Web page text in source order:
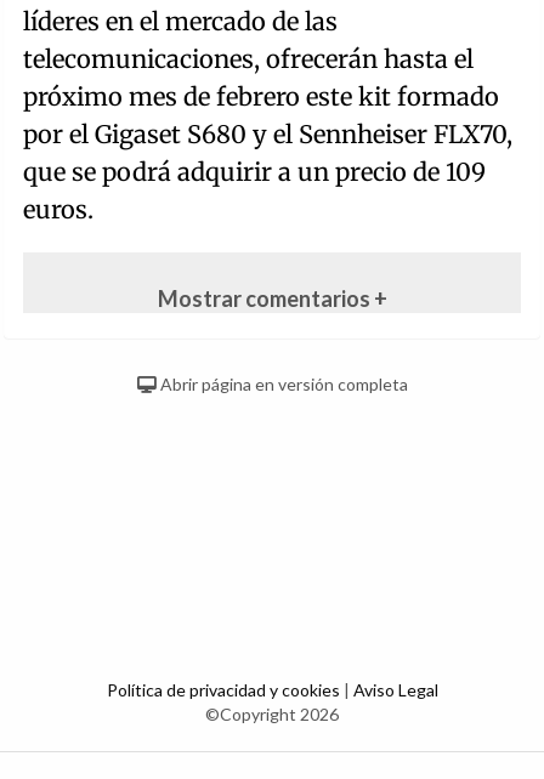
líderes en el mercado de las
telecomunicaciones, ofrecerán hasta el
próximo mes de febrero este kit formado
por el Gigaset S680 y el Sennheiser FLX70,
que se podrá adquirir a un precio de 109
euros.
Mostrar comentarios +
Abrir página en versión completa
Política de privacidad y cookies | Aviso Legal
©Copyright 2026